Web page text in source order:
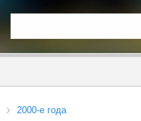
2000-е года